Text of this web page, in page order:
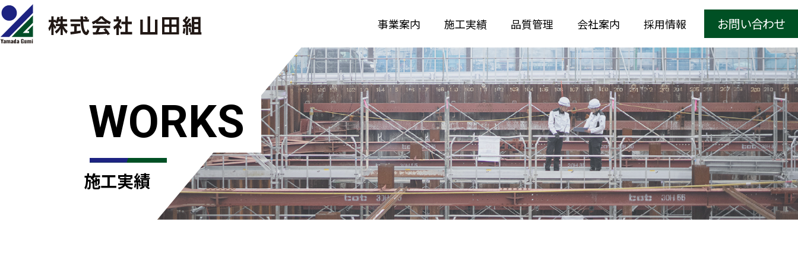
事業案内 施工実績 品質管理 会社案内 採用情報 お問い合わせ
WORKS
施工実績